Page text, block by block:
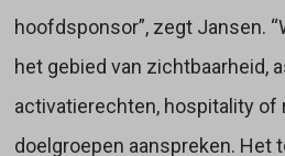
hoofdsponsor”, zegt Jansen.
het gebied van zichtbaarheid,
activatierechten, hospitality
doelgroepen aanspreken. Het